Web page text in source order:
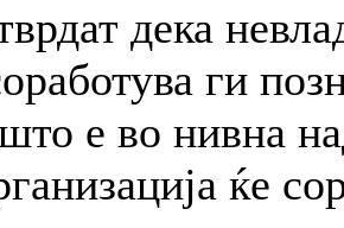
дека
ги
е во нивна
ќе